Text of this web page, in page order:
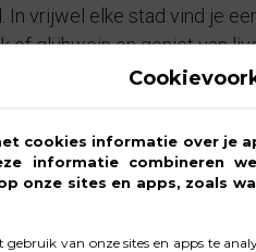
cookies informatie over je
informatie combineren
onze sites en apps, zoals
van onze sites en apps te
vrijwel elke stad vind je
of glühwein en geniet van
licht in de